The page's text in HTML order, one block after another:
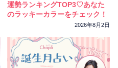
運勢ランキングTOP3♡あなた
のラッキーカラーをチェック！
2026年8月2日